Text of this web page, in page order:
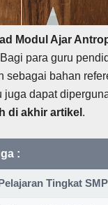
Modul Ajar
para guru
sebagai bahan
juga dapat
di akhir artikel .
:
Tingkat